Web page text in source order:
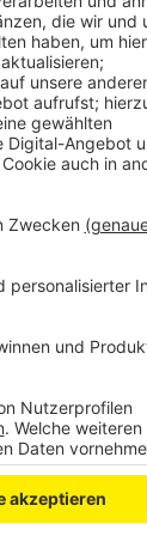
eine
ist laut
vermehrt
runderneuert